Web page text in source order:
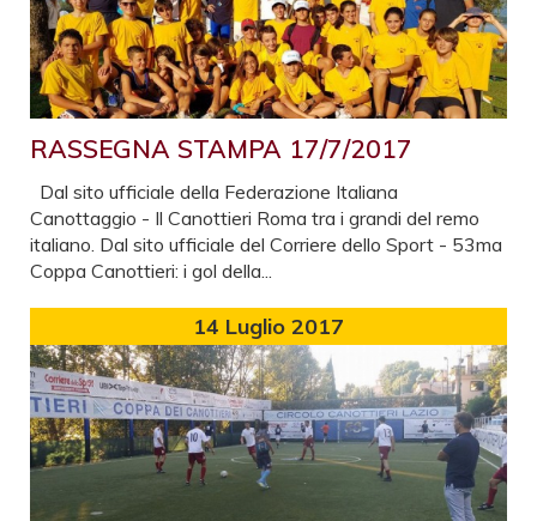
RASSEGNA STAMPA 17/7/2017
Dal sito ufficiale della Federazione Italiana
Canottaggio - Il Canottieri Roma tra i grandi del remo
italiano. Dal sito ufficiale del Corriere dello Sport - 53ma
Coppa Canottieri: i gol della...
14 Luglio 2017